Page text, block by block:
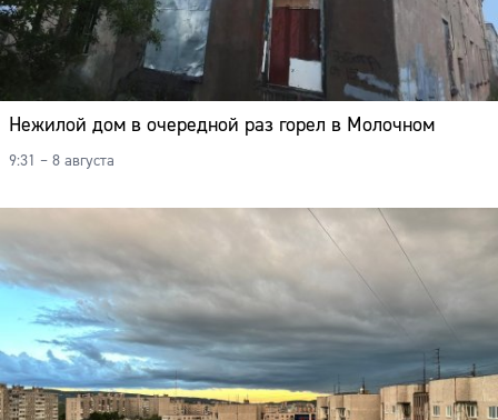
Нежилой дом в очередной раз горел в Молочном
9:31 – 8 августа